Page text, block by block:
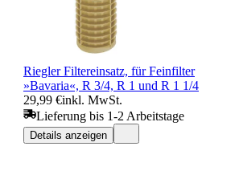
Riegler Filtereinsatz, für Feinfilter
»Bavaria«, R 3/4, R 1 und R 1 1/4
29,99 €inkl. MwSt.
Lieferung bis 1-2 Arbeitstage
Details anzeigen